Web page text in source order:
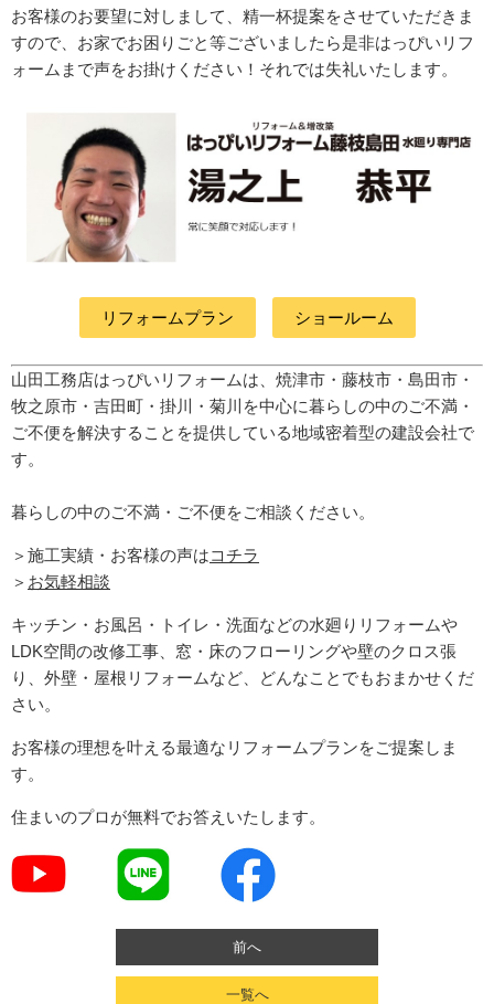
お客様のお要望に対しまして、精一杯提案をさせていただきま
すので、お家でお困りごと等ございましたら是非はっぴいリフ
ォームまで声をお掛けください！それでは失礼いたします。
リフォームプラン ショールーム
山田工務店はっぴいリフォームは、焼津市・藤枝市・島田市・
牧之原市・吉田町 ・掛川・菊川 を中心に暮らしの中のご不満・
ご不便を解決することを提供している地域密着型の建設会社で
す。
暮らしの中のご不満・ご不便をご相談ください。
＞施工実績・お客様の声はコチラ
＞ お気軽相談
キッチン・お風呂・トイレ・洗面などの水廻りリフォームや
LDK空間の改修工事、窓・床のフローリングや壁のクロス張
り、外壁・屋根リフォームなど、どんなことでもおまかせくだ
さい。
お客様の理想を叶える最適なリフォームプランをご提案しま
す。
住まいのプロが無料でお答えいたします。
前へ
一覧へ